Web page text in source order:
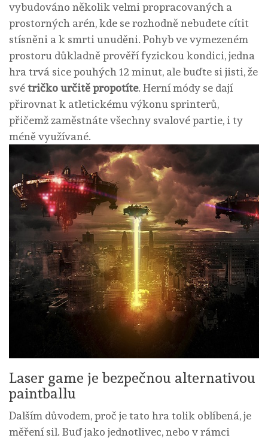
vybudováno několik velmi propracovaných a
prostorných arén, kde se rozhodně nebudete cítit
stísněni a k smrti unuděni. Pohyb ve vymezeném
prostoru důkladně prověří fyzickou kondici, jedna
hra trvá sice pouhých 12 minut, ale buďte si jisti, že
svétričko určitě propotíte. Herní módy se dají
přirovnat k atletickému výkonu sprinterů,
přičemž zaměstnáte všechny svalové partie, i ty
méně využívané.
Laser game je bezpečnou alternativou
paintballu
Dalším důvodem, proč je tato hra tolik oblíbená, je
měření sil. Buď jako jednotlivec, nebo v rámci